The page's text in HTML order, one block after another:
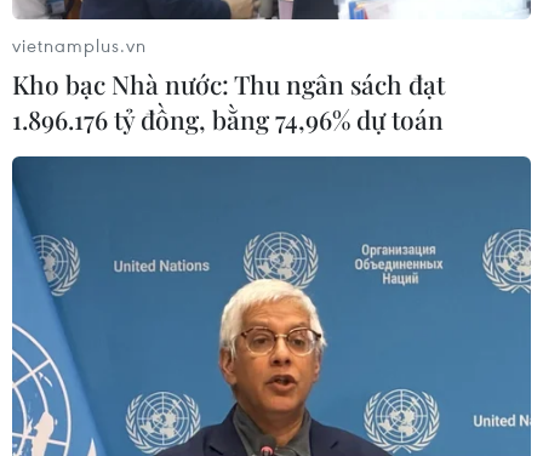
Ca sĩ Chi Dân, người
mẫu An Tây cùng 225
đồng phạm sắp ra hầu
tòa trong chuyên án ma
túy khủng
Ngày 30/7, Tòa án nhân
Tổng thống Nga lý giải
tiến độ chiến dịch quân
sự tại Ukraine
Theo trang Topwar, Tổng
thống Nga Vladimir Putin
ngày 29/7 cho rằng quân
vietnamplus.vn
Kho bạc Nhà nước: Thu ngân sách đạt
1.896.176 tỷ đồng, bằng 74,96% dự toán